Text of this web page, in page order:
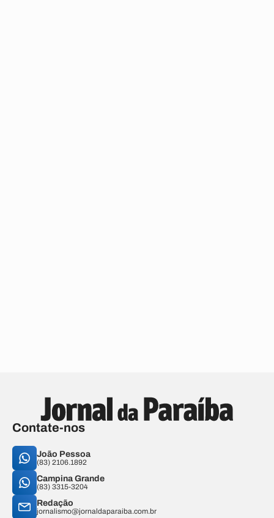
Contate-nos
João Pessoa
(83) 2106.1892
Campina Grande
(83) 3315-3204
Redação
jornalismo@jornaldaparaiba.com.br